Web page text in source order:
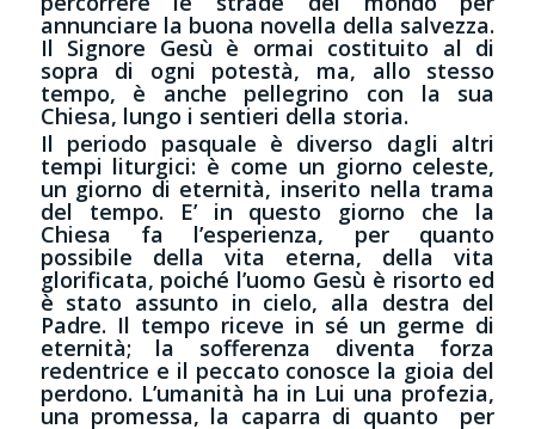
annunciare la buona novella della salvezza.
Il Signore Gesù è ormai costituito al di
sopra di ogni potestà, ma, allo stesso
tempo, è anche pellegrino con la sua
Chiesa, lungo i sentieri della storia.
Il periodo pasquale è diverso dagli altri
tempi liturgici: è come un giorno celeste,
un giorno di eternità, inserito nella trama
del tempo. E’ in questo giorno che la
Chiesa fa l’esperienza, per quanto
possibile della vita eterna, della vita
glorificata, poiché l’uomo Gesù è risorto ed
è stato assunto in cielo, alla destra del
Padre. Il tempo riceve in sé un germe di
eternità; la sofferenza diventa forza
redentrice e il peccato conosce la gioia del
perdono. L’umanità ha in Lui una profezia,
una promessa, la caparra di quanto per